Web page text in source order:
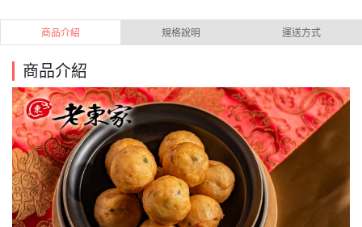
商品介紹 規格說明 運送方式
商品介紹